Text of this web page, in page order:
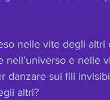
nelle vite degli
e nelle
danzare sui fili
altri?